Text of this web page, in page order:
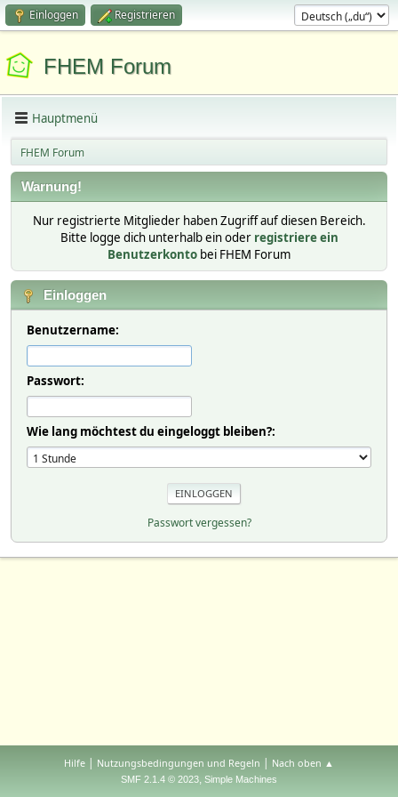
Einloggen Registrieren
FHEM Forum
Hauptmenü
FHEM Forum
Warnung!
Nur registrierte Mitglieder haben Zugriff auf diesen Bereich.
Bitte logge dich unterhalb ein oder registriere ein
Benutzerkonto bei FHEM Forum
Einloggen
Benutzername:
Passwort:
Wie lang möchtest du eingeloggt bleiben?:
Passwort vergessen?
Hilfe | Nutzungsbedingungen und Regeln | Nach oben ▲
SMF 2.1.4 © 2023, Simple Machines